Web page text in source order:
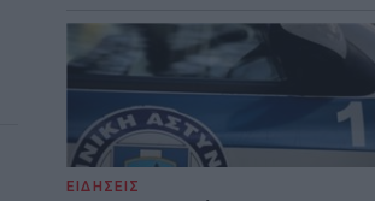
ΕΙΔΗΣΕΙΣ